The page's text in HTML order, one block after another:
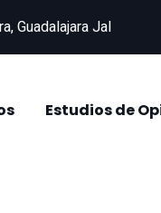
Guadalajara Jal
Estudios de